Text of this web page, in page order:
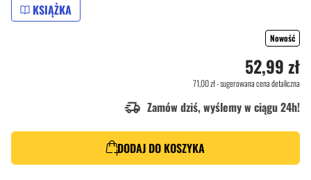
KSIĄŻKA
Nowość
52,99 zł
71,00 zł- sugerowana cena detaliczna
Zamów dziś, wyślemy w ciągu 24h!
DODAJ DO KOSZYKA